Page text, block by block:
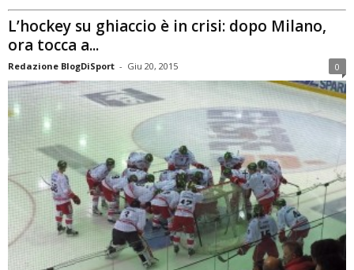
L’hockey su ghiaccio è in crisi: dopo Milano,
ora tocca a...
Redazione BlogDiSport - Giu 20, 2015 0